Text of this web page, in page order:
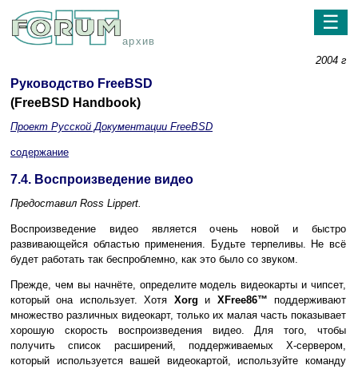
архив
☰
2004 г
Руководство FreeBSD
(FreeBSD Handbook)
Проект Русской Документации FreeBSD
содержание
7.4. Воспроизведение видео
Предоставил Ross Lippert.
Воспроизведение видео является очень новой и быстро
развивающейся областью применения. Будьте терпеливы. Не всё
будет работать так беспроблемно, как это было со звуком.
Прежде, чем вы начнёте, определите модель видеокарты и чипсет,
который она использует. Хотя Xorg и XFree86™ поддерживают
множество различных видеокарт, только их малая часть показывает
хорошую скорость воспроизведения видео. Для того, чтобы
получить список расширений, поддерживаемых X-сервером,
который используется вашей видеокартой, используйте команду